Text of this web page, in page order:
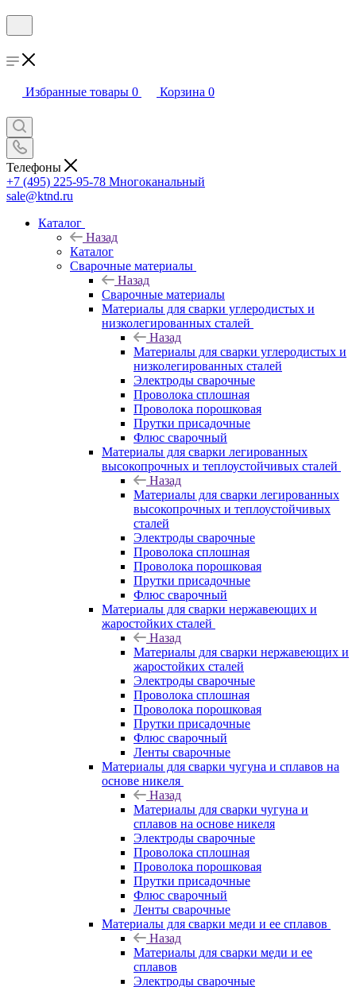
Избранные товары 0 Корзина 0
Телефоны
+7 (495) 225-95-78 Многоканальный
sale@ktnd.ru
Каталог
Назад
Каталог
Сварочные материалы
Назад
Сварочные материалы
Материалы для сварки углеродистых и
низколегированных сталей
Назад
Материалы для сварки углеродистых и
низколегированных сталей
Электроды сварочные
Проволока сплошная
Проволока порошковая
Прутки присадочные
Флюс сварочный
Материалы для сварки легированных
высокопрочных и теплоустойчивых сталей
Назад
Материалы для сварки легированных
высокопрочных и теплоустойчивых
сталей
Электроды сварочные
Проволока сплошная
Проволока порошковая
Прутки присадочные
Флюс сварочный
Материалы для сварки нержавеющих и
жаростойких сталей
Назад
Материалы для сварки нержавеющих и
жаростойких сталей
Электроды сварочные
Проволока сплошная
Проволока порошковая
Прутки присадочные
Флюс сварочный
Ленты сварочные
Материалы для сварки чугуна и сплавов на
основе никеля
Назад
Материалы для сварки чугуна и
сплавов на основе никеля
Электроды сварочные
Проволока сплошная
Проволока порошковая
Прутки присадочные
Флюс сварочный
Ленты сварочные
Материалы для сварки меди и ее сплавов
Назад
Материалы для сварки меди и ее
сплавов
Электроды сварочные